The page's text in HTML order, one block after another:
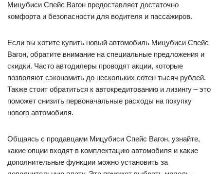
Мицубиси Спейс Вагон предоставляет достаточно
комфорта и безопасности для водителя и пассажиров.
Если вы хотите купить новый автомобиль Мицубиси Спейс
Вагон, обратите внимание на специальные предложения и
скидки. Часто автодилеры проводят акции, которые
позволяют сэкономить до нескольких сотен тысяч рублей.
Также стоит обратиться к автокредитованию и лизингу – это
поможет снизить первоначальные расходы на покупку
нового автомобиля.
Общаясь с продавцами Мицубиси Спейс Вагон, узнайте,
какие опции входят в комплектацию автомобиля и какие
дополнительные функции можно установить за